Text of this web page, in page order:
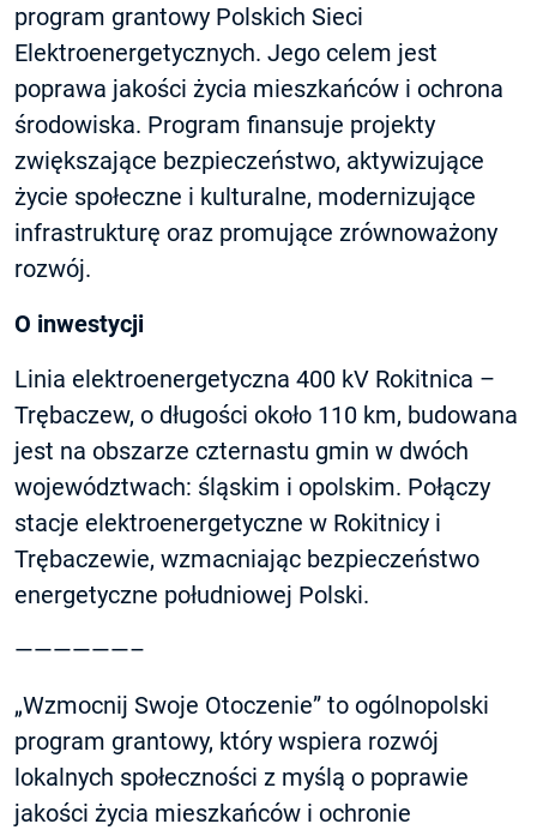
program grantowy Polskich Sieci
Elektroenergetycznych. Jego celem jest
poprawa jakości życia mieszkańców i ochrona
środowiska. Program finansuje projekty
zwiększające bezpieczeństwo, aktywizujące
życie społeczne i kulturalne, modernizujące
infrastrukturę oraz promujące zrównoważony
rozwój.
O inwestycji
Linia elektroenergetyczna 400 kV Rokitnica –
Trębaczew, o długości około 110 km, budowana
jest na obszarze czternastu gmin w dwóch
województwach: śląskim i opolskim. Połączy
stacje elektroenergetyczne w Rokitnicy i
Trębaczewie, wzmacniając bezpieczeństwo
energetyczne południowej Polski.
——————–
„Wzmocnij Swoje Otoczenie” to ogólnopolski
program grantowy, który wspiera rozwój
lokalnych społeczności z myślą o poprawie
jakości życia mieszkańców i ochronie